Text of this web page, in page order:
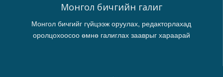
Монгол бичгийн галиг
Монгол бичгийг гүйцээж оруулах, редакторлахад
оролцохоосоо өмнө галиглах зааврыг хараарай